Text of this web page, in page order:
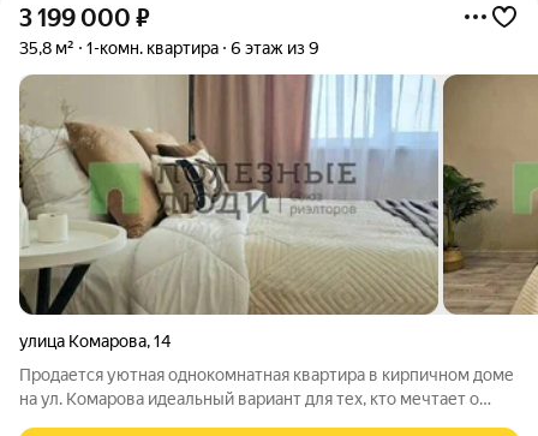
3 199 000 ₽
35,8 м² 1-комн. квартира 6 этаж из 9
улица Комарова,14
Продается уютная однокомнатная квартира в кирпичном доме
на ул. Комарова идеальный вариант для тех, кто мечтает о